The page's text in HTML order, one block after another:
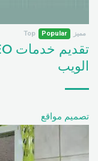
مميز Popular
Top
الويب
تصميم مواقع